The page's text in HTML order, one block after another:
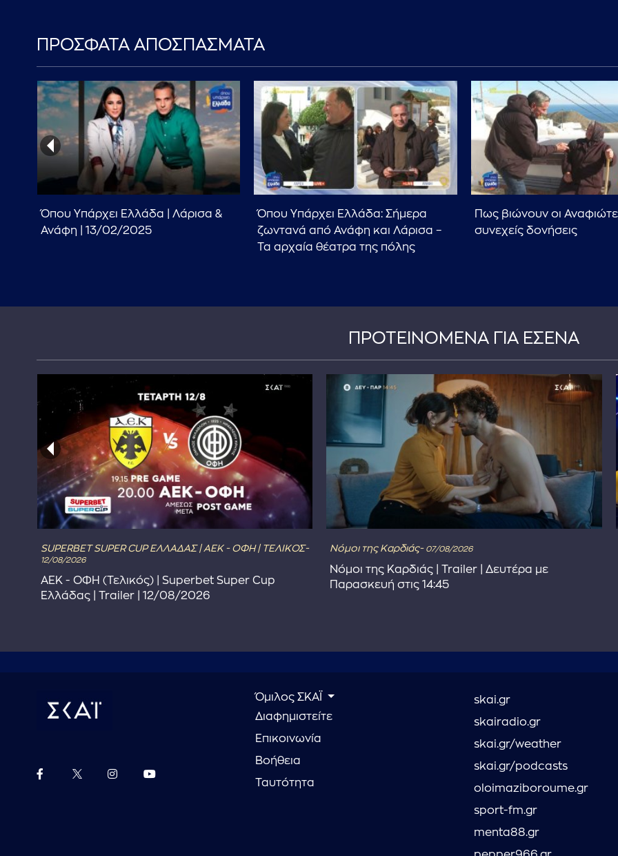
ΠΡΟΣΦΑΤΑ ΑΠΟΣΠΑΣΜΑΤΑ
Όπου Υπάρχει Ελλάδα | Λάρισα &
Ανάφη | 13/02/2025
Όπου Υπάρχει Ελλάδα: Σήμερα
ζωντανά από Ανάφη και Λάρισα –
Τα αρχαία θέατρα της πόλης
Πως βιώνουν οι
συνεχείς δονήσεις
ΠΡΟΤΕΙΝΟΜΕΝΑ ΓΙΑ ΕΣΕΝΑ
SUPERBET SUPER CUP ΕΛΛΑΔΑΣ | ΑΕΚ - ΟΦΗ | ΤΕΛΙΚΟΣ-
12/08/2026
ΑΕΚ - ΟΦΗ (Τελικός) | Superbet Super Cup
Ελλάδας | Trailer | 12/08/2026
Νόμοι της Καρδιάς- 07/08/2026
Νόμοι της Καρδιάς | Trailer | Δευτέρα με
Παρασκευή στις 14:45
Όμιλος ΣΚΑΪ
Διαφημιστείτε
Επικοινωνία
Βοήθεια
Ταυτότητα
skai.gr
skairadio.gr
skai.gr/weather
skai.gr/podcasts
oloimaziboroume.gr
sport-fm.gr
menta88.gr